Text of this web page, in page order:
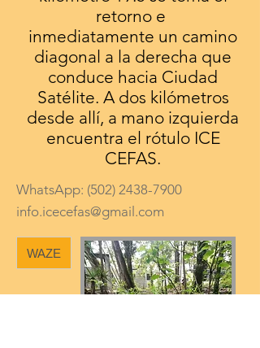
retorno e
inmediatamente un camino
diagonal a la derecha que
conduce hacia Ciudad
Satélite. A dos kilómetros
desde allí, a mano izquierda
encuentra el rótulo ICE
CEFAS.
WhatsApp: (502) 2438-7900
info.icecefas@gmail.com
WAZE